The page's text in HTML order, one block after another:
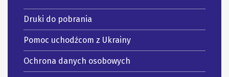
Druki do pobrania
Pomoc uchodźcom z Ukrainy
Ochrona danych osobowych